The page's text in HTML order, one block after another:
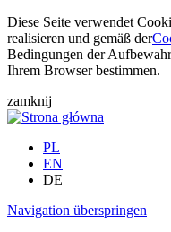
Diese Seite verwendet
realisieren und gemäß der
Bedingungen der
Ihrem Browser bestimmen.
zamknij
PL
EN
DE
Navigation überspringen